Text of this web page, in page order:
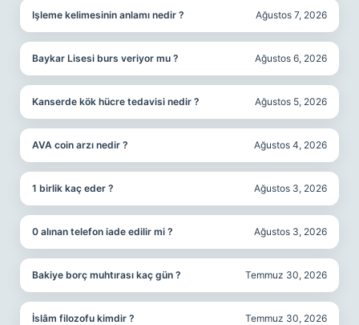
Işleme kelimesinin anlamı nedir ? Ağustos 7, 2026
Baykar Lisesi burs veriyor mu ? Ağustos 6, 2026
Kanserde kök hücre tedavisi nedir ? Ağustos 5, 2026
AVA coin arzı nedir ? Ağustos 4, 2026
1 birlik kaç eder ? Ağustos 3, 2026
0 alınan telefon iade edilir mi ? Ağustos 3, 2026
Bakiye borç muhtırası kaç gün ? Temmuz 30, 2026
İslâm filozofu kimdir ? Temmuz 30, 2026